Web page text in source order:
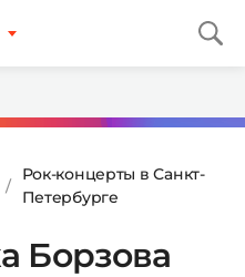
Рок-концерты в Санкт-
Петербурге
Борзова